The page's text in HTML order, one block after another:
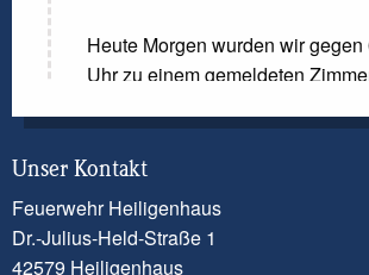
Heute Morgen wurden wir gegen
Uhr zu einem gemeldeten
Kreisleitstelle sollte ein Zimmer
Vollbrand stehen. Beim Eintreffen
nicht bestätigt werden. Dennoch
zu einem Brandereignis in einem
Unser Kontakt
Feuerwehr Heiligenhaus
Dr.-Julius-Held-Straße 1
42579 Heiligenhaus